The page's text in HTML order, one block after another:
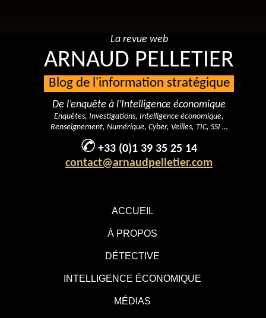
ACCUEIL
À PROPOS
DÉTECTIVE
INTELLIGENCE ÉCONOMIQUE
MÉDIAS
La revue web
ARNAUD PELLETIER
Blog de l'information stratégique
De l’enquête à l’Intelligence économique
Enquêtes, Investigations, Intelligence économique,
Renseignement, Numérique, Cyber, Veilles, TIC, SSI …
+33 (0)1 39 35 25 14
contact@arnaudpelletier.com